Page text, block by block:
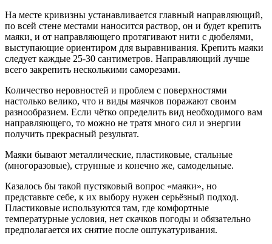
На месте кривизны устанавливается главный направляющий,
по всей стене местами наносится раствор, он и будет крепить
маяки, и от направляющего протягивают нити с дюбелями,
выступающие ориентиром для выравнивания. Крепить маяки
следует каждые 25-30 сантиметров. Направляющий лучше
всего закрепить несколькими саморезами.
Количество неровностей и проблем с поверхностями
настолько велико, что и виды маячков поражают своим
разнообразием. Если чётко определить вид необходимого вам
направляющего, то можно не тратя много сил и энергии
получить прекрасный результат.
Маяки бывают металлические, пластиковые, стальные
(многоразовые), струнные и конечно же, самодельные.
Казалось бы такой пустяковый вопрос «маяки», но
представьте себе, к их выбору нужен серьёзный подход.
Пластиковые используются там, где комфортные
температурные условия, нет скачков погоды и обязательно
предполагается их снятие после оштукатуривания.